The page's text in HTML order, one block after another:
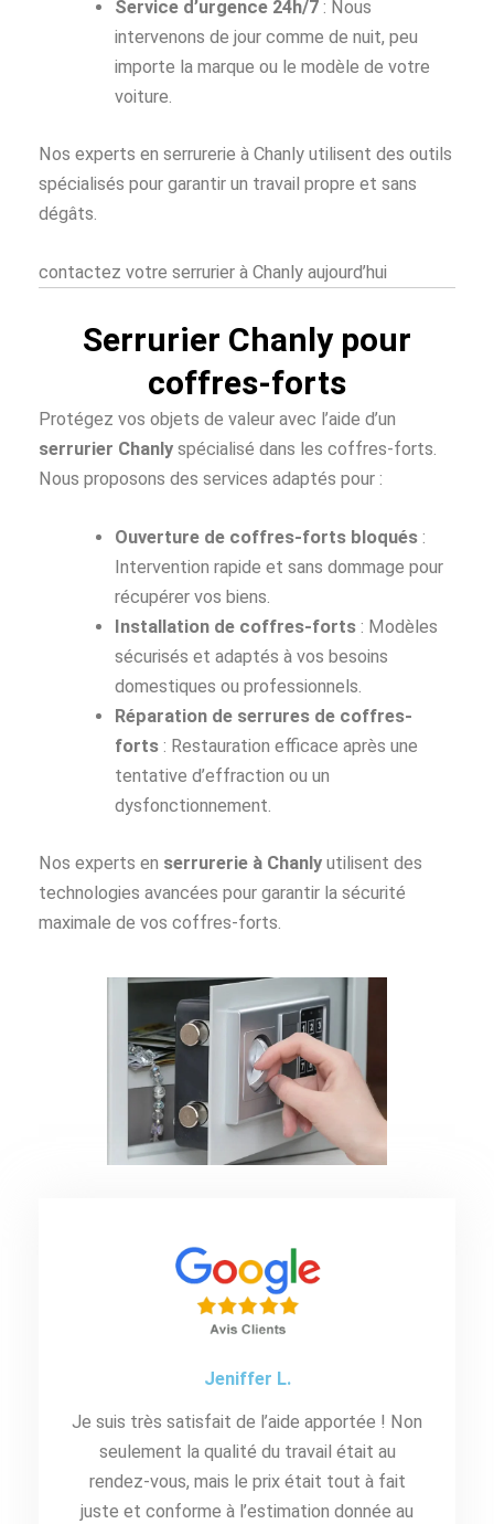
Service d’urgence 24h/7 : Nous
intervenons de jour comme de nuit, peu
importe la marque ou le modèle de votre
voiture.
Nos experts en serrurerie à Chanly utilisent des outils
spécialisés pour garantir un travail propre et sans
dégâts.
contactez votre serrurier à Chanly aujourd’hui
Serrurier Chanly pour
coffres-forts
Protégez vos objets de valeur avec l’aide d’un
serrurier Chanly spécialisé dans les coffres-forts.
Nous proposons des services adaptés pour :
Ouverture de coffres-forts bloqués :
Intervention rapide et sans dommage pour
récupérer vos biens.
Installation de coffres-forts : Modèles
sécurisés et adaptés à vos besoins
domestiques ou professionnels.
Réparation de serrures de coffres-
forts : Restauration efficace après une
tentative d’effraction ou un
dysfonctionnement.
Nos experts en serrurerie à Chanly utilisent des
technologies avancées pour garantir la sécurité
maximale de vos coffres-forts.
Jeniffer L.
Je suis très satisfait de l’aide apportée ! Non
seulement la qualité du travail était au
rendez-vous, mais le prix était tout à fait
juste et conforme à l’estimation donnée au